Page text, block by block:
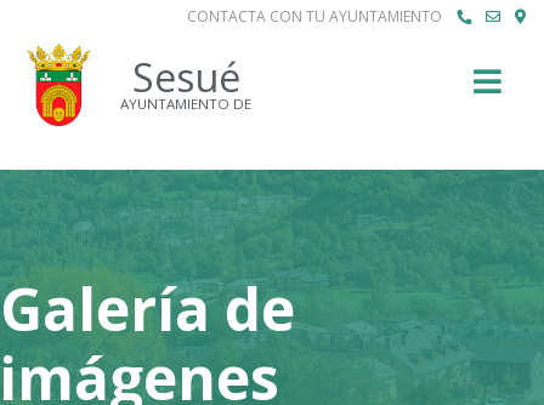
CONTACTA CON TU AYUNTAMIENTO
Sesué
AYUNTAMIENTO DE
Galería de
imágenes